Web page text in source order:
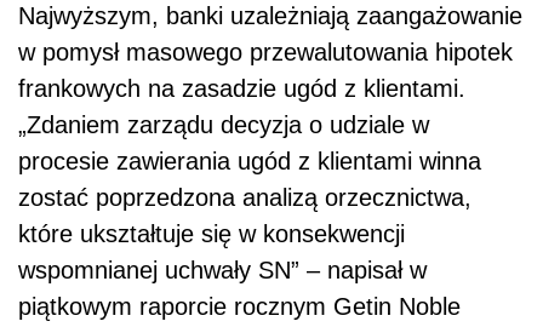
Najwyższym, banki uzależniają zaangażowanie
w pomysł masowego przewalutowania hipotek
frankowych na zasadzie ugód z klientami.
„Zdaniem zarządu decyzja o udziale w
procesie zawierania ugód z klientami winna
zostać poprzedzona analizą orzecznictwa,
które ukształtuje się w konsekwencji
wspomnianej uchwały SN” – napisał w
piątkowym raporcie rocznym Getin Noble